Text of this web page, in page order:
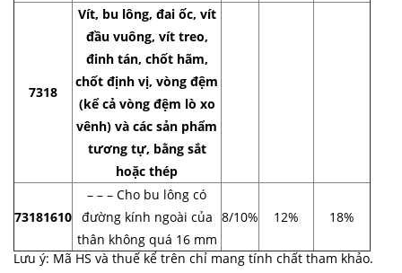
7318
Vít, bu lông, đai ốc, vít
đầu vuông, vít treo,
đinh tán, chốt hãm,
chốt định vị, vòng đệm
(kể cả vòng đệm lò xo
vênh) và các sản phẩm
tương tự, bằng sắt
hoặc thép
73181610
– – – Cho bu lông có
đường kính ngoài của
thân không quá 16 mm
8/10% 12% 18%
Lưu ý: Mã HS và thuế kể trên chỉ mang tính chất tham khảo.